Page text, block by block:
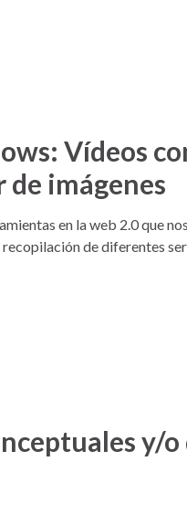
Vídeos
imágenes
en la web 2.0 que
de diferentes
y/